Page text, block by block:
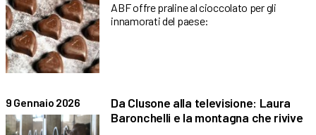
ABF offre praline al cioccolato per gli
innamorati del paese:
9 Gennaio 2026
Da Clusone alla televisione: Laura
Baronchelli e la montagna che rivive